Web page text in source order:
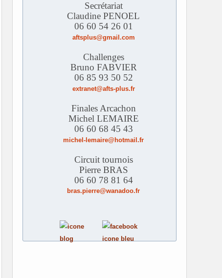
Secrétariat
Claudine PENOEL
06 60 54 26 01
aftsplus@gmail.com
Challenges
Bruno FABVIER
06 85 93 50 52
extranet@afts-plus.fr
Finales Arcachon
Michel LEMAIRE
06 60 68 45 43
michel-lemaire@hotmail.fr
Circuit tournois
Pierre BRAS
06 60 78 81 64
bras.pierre@wanadoo.fr